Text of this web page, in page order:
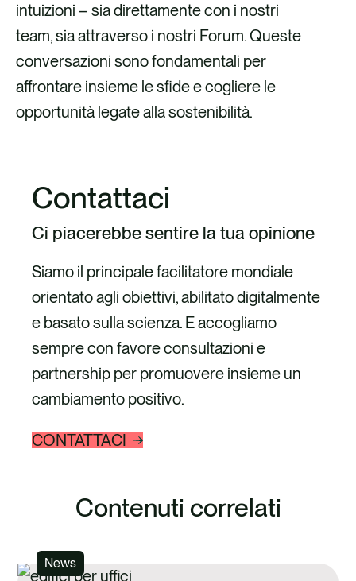
intuizioni – sia direttamente con i nostri
team, sia attraverso i nostri Forum. Queste
conversazioni sono fondamentali per
affrontare insieme le sfide e cogliere le
opportunità legate alla sostenibilità.
Contattaci
Ci piacerebbe sentire la tua opinione
Siamo il principale facilitatore mondiale
orientato agli obiettivi, abilitato digitalmente
e basato sulla scienza. E accogliamo
sempre con favore consultazioni e
partnership per promuovere insieme un
cambiamento positivo.
CONTATTACI
Contenuti correlati
News